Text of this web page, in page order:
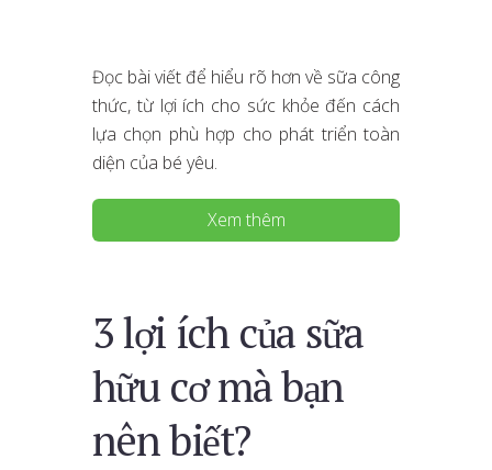
Đọc bài viết để hiểu rõ hơn về sữa công
thức, từ lợi ích cho sức khỏe đến cách
lựa chọn phù hợp cho phát triển toàn
diện của bé yêu.
Xem thêm
3 lợi ích của sữa
hữu cơ mà bạn
nên biết?